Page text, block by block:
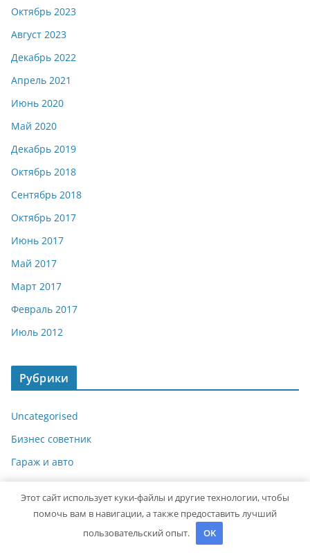
Октябрь 2023
Август 2023
Декабрь 2022
Апрель 2021
Июнь 2020
Май 2020
Декабрь 2019
Октябрь 2018
Сентябрь 2018
Октябрь 2017
Июнь 2017
Май 2017
Март 2017
Февраль 2017
Июль 2012
Рубрики
Uncategorised
Бизнес советник
Гараж и авто
Дача, участок
Как выбрать гаджет
Этот сайт использует куки-файлы и другие технологии, чтобы
помочь вам в навигации, а также предоставить лучший
пользовательский опыт.
OK